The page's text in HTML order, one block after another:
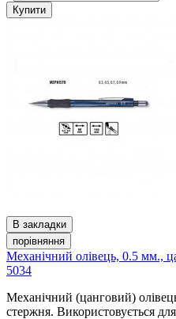
Купити
В закладки
порівняння
Механічний олівець, 0.5 мм.,
5034
Механічний (цанговий)
стержня. Використовується